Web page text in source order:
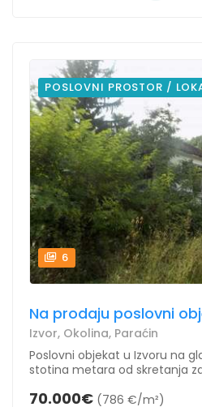
POSLOVNI PROSTOR /
6
Na prodaju poslovni
Izvor, Okolina, Paraćin
Poslovni objekat u Izvoru na
stotina metara od skretanja
70.000€ (786 €/m²)